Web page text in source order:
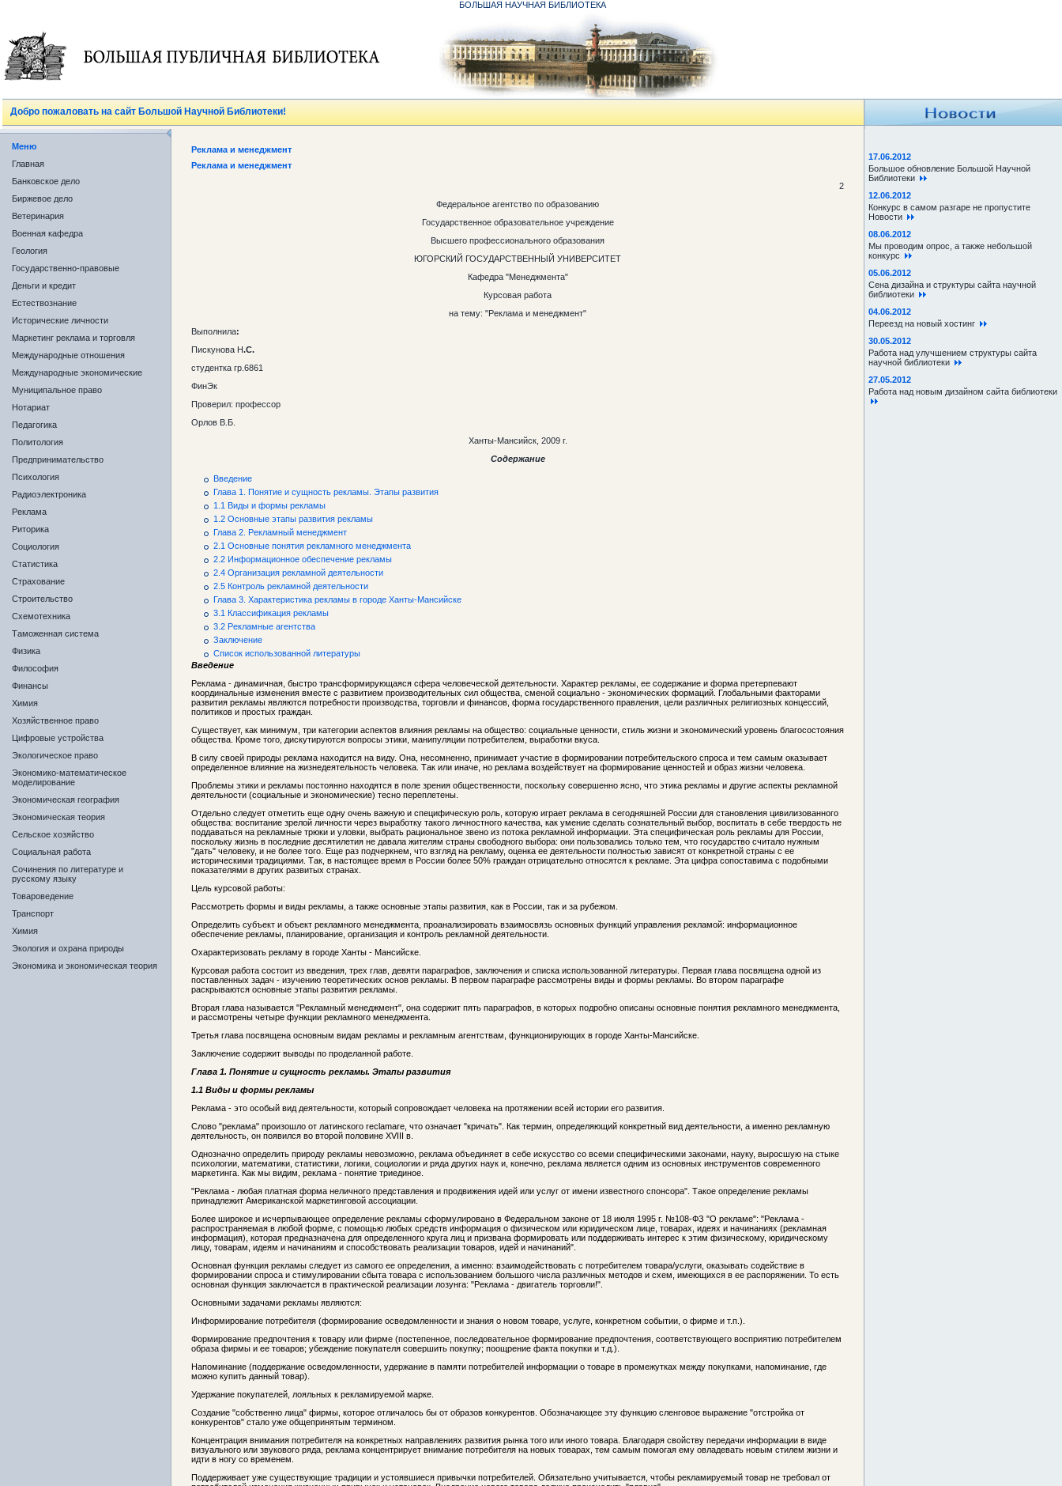
БОЛЬШАЯ НАУЧНАЯ БИБЛИОТЕКА
Добро пожаловать на сайт Большой Научной Библиотеки!
Меню
Главная
Банковское дело
Биржевое дело
Ветеринария
Военная кафедра
Геология
Государственно-правовые
Деньги и кредит
Естествознание
Исторические личности
Маркетинг реклама и торговля
Международные отношения
Международные экономические
Муниципальное право
Нотариат
Педагогика
Политология
Предпринимательство
Психология
Радиоэлектроника
Реклама
Риторика
Социология
Статистика
Страхование
Строительство
Схемотехника
Таможенная система
Физика
Философия
Финансы
Химия
Хозяйственное право
Цифровые устройства
Экологическое право
Экономико-математическое
моделирование
Экономическая география
Экономическая теория
Сельское хозяйство
Социальная работа
Сочинения по литературе и
русскому языку
Товароведение
Транспорт
Химия
Экология и охрана природы
Экономика и экономическая теория
Реклама и менеджмент
Реклама и менеджмент
2
Федеральное агентство по образованию
Государственное образовательное учреждение
Высшего профессионального образования
ЮГОРСКИЙ ГОСУДАРСТВЕННЫЙ УНИВЕРСИТЕТ
Кафедра "Менеджмента"
Курсовая работа
на тему: "Реклама и менеджмент"
Выполнила:
Пискунова Н.С.
студентка гр.6861
ФинЭк
Проверил: профессор
Орлов В.Б.
Ханты-Мансийск, 2009 г.
Содержание
Введение
Глава 1. Понятие и сущность рекламы. Этапы развития
1.1 Виды и формы рекламы
1.2 Основные этапы развития рекламы
Глава 2. Рекламный менеджмент
2.1 Основные понятия рекламного менеджмента
2.2 Информационное обеспечение рекламы
2.4 Организация рекламной деятельности
2.5 Контроль рекламной деятельности
Глава 3. Характеристика рекламы в городе Ханты-Мансийске
3.1 Классификация рекламы
3.2 Рекламные агентства
Заключение
Список использованной литературы
Введение
Реклама - динамичная, быстро трансформирующаяся сфера человеческой деятельности. Характер рекламы, ее содержание и форма претерпевают
координальные изменения вместе с развитием производительных сил общества, сменой социально - экономических формаций. Глобальными факторами
развития рекламы являются потребности производства, торговли и финансов, форма государственного правления, цели различных религиозных концессий,
политиков и простых граждан.
Существует, как минимум, три категории аспектов влияния рекламы на общество: социальные ценности, стиль жизни и экономический уровень благосостояния
общества. Кроме того, дискутируются вопросы этики, манипуляции потребителем, выработки вкуса.
В силу своей природы реклама находится на виду. Она, несомненно, принимает участие в формировании потребительского спроса и тем самым оказывает
определенное влияние на жизнедеятельность человека. Так или иначе, но реклама воздействует на формирование ценностей и образ жизни человека.
Проблемы этики и рекламы постоянно находятся в поле зрения общественности, поскольку совершенно ясно, что этика рекламы и другие аспекты рекламной
деятельности (социальные и экономические) тесно переплетены.
Отдельно следует отметить еще одну очень важную и специфическую роль, которую играет реклама в сегодняшней России для становления цивилизованного
общества: воспитание зрелой личности через выработку такого личностного качества, как умение сделать сознательный выбор, воспитать в себе твердость не
поддаваться на рекламные трюки и уловки, выбрать рациональное звено из потока рекламной информации. Эта специфическая роль рекламы для России,
поскольку жизнь в последние десятилетия не давала жителям страны свободного выбора: они пользовались только тем, что государство считало нужным
"дать" человеку, и не более того. Еще раз подчеркнем, что взгляд на рекламу, оценка ее деятельности полностью зависят от конкретной страны с ее
историческими традициями. Так, в настоящее время в России более 50% граждан отрицательно относятся к рекламе. Эта цифра сопоставима с подобными
показателями в других развитых странах.
Цель курсовой работы:
Рассмотреть формы и виды рекламы, а также основные этапы развития, как в России, так и за рубежом.
Определить субъект и объект рекламного менеджмента, проанализировать взаимосвязь основных функций управления рекламой: информационное
обеспечение рекламы, планирование, организация и контроль рекламной деятельности.
Охарактеризовать рекламу в городе Ханты - Мансийске.
Курсовая работа состоит из введения, трех глав, девяти параграфов, заключения и списка использованной литературы. Первая глава посвящена одной из
поставленных задач - изучению теоретических основ рекламы. В первом параграфе рассмотрены виды и формы рекламы. Во втором параграфе
раскрываются основные этапы развития рекламы.
Вторая глава называется "Рекламный менеджмент", она содержит пять параграфов, в которых подробно описаны основные понятия рекламного менеджмента,
и рассмотрены четыре функции рекламного менеджмента.
Третья глава посвящена основным видам рекламы и рекламным агентствам, функционирующих в городе Ханты-Мансийске.
Заключение содержит выводы по проделанной работе.
Глава 1. Понятие и сущность рекламы. Этапы развития
1.1 Виды и формы рекламы
Реклама - это особый вид деятельности, который сопровождает человека на протяжении всей истории его развития.
Слово "реклама" произошло от латинского reclamare, что означает "кричать". Как термин, определяющий конкретный вид деятельности, а именно рекламную
деятельность, он появился во второй половине XVIII в.
Однозначно определить природу рекламы невозможно, реклама объединяет в себе искусство со всеми специфическими законами, науку, выросшую на стыке
психологии, математики, статистики, логики, социологии и ряда других наук и, конечно, реклама является одним из основных инструментов современного
маркетинга. Как мы видим, реклама - понятие триединое.
"Реклама - любая платная форма неличного представления и продвижения идей или услуг от имени известного спонсора". Такое определение рекламы
принадлежит Американской маркетинговой ассоциации.
Более широкое и исчерпывающее определение рекламы сформулировано в Федеральном законе от 18 июля 1995 г. №108-ФЗ "О рекламе": "Реклама -
распространяемая в любой форме, с помощью любых средств информация о физическом или юридическом лице, товарах, идеях и начинаниях (рекламная
информация), которая предназначена для определенного круга лиц и призвана формировать или поддерживать интерес к этим физическому, юридическому
лицу, товарам, идеям и начинаниям и способствовать реализации товаров, идей и начинаний".
Основная функция рекламы следует из самого ее определения, а именно: взаимодействовать с потребителем товара/услуги, оказывать содействие в
формировании спроса и стимулировании сбыта товара с использованием большого числа различных методов и схем, имеющихся в ее распоряжении. То есть
основная функция заключается в практической реализации лозунга: "Реклама - двигатель торговли!".
Основными задачами рекламы являются:
Информирование потребителя (формирование осведомленности и знания о новом товаре, услуге, конкретном событии, о фирме и т.п.).
Формирование предпочтения к товару или фирме (постепенное, последовательное формирование предпочтения, соответствующего восприятию потребителем
образа фирмы и ее товаров; убеждение покупателя совершить покупку; поощрение факта покупки и т.д.).
Напоминание (поддержание осведомленности, удержание в памяти потребителей информации о товаре в промежутках между покупками, напоминание, где
можно купить данный товар).
Удержание покупателей, лояльных к рекламируемой марке.
Создание "собственно лица" фирмы, которое отличалось бы от образов конкурентов. Обозначающее эту функцию сленговое выражение "отстройка от
конкурентов" стало уже общепринятым термином.
Концентрация внимания потребителя на конкретных направлениях развития рынка того или иного товара. Благодаря свойству передачи информации в виде
визуального или звукового ряда, реклама концентрирует внимание потребителя на новых товарах, тем самым помогая ему овладевать новым стилем жизни и
идти в ногу со временем.
Поддерживает уже существующие традиции и устоявшиеся привычки потребителей. Обязательно учитывается, чтобы рекламируемый товар не требовал от
17.06.2012
Большое обновление Большой Научной
Библиотеки
12.06.2012
Конкурс в самом разгаре не пропустите
Новости
08.06.2012
Мы проводим опрос, а также небольшой
конкурс
05.06.2012
Сена дизайна и структуры сайта научной
библиотеки
04.06.2012
Переезд на новый хостинг
30.05.2012
Работа над улучшением структуры сайта
научной библиотеки
27.05.2012
Работа над новым дизайном сайта библиотеки